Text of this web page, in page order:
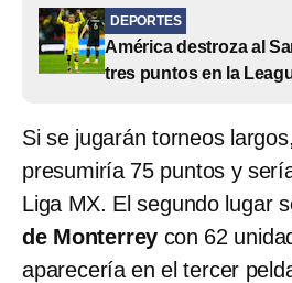
DEPORTES
América destroza al
tres puntos en la
Si se jugarán torneos
presumiría 75 puntos y
Liga MX. El segundo lugar
de Monterrey con 62
aparecería en el tercer